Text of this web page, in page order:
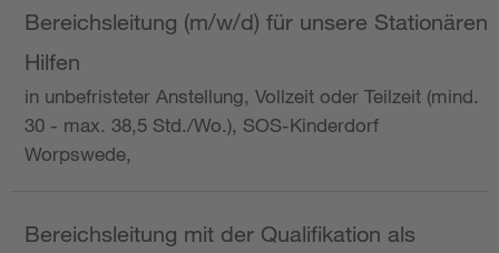
Bereichsleitung (m/w/d) für unsere Stationären
Hilfen
in unbefristeter Anstellung, Vollzeit oder Teilzeit (mind.
30 - max. 38,5 Std./Wo.), SOS-Kinderdorf
Worpswede,
Bereichsleitung mit der Qualifikation als